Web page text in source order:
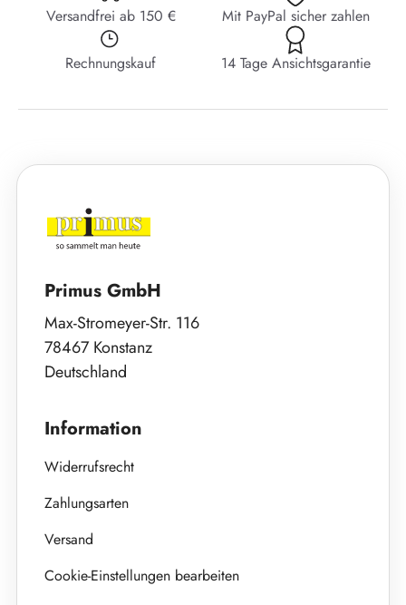
Versandfrei ab 150 € Mit PayPal sicher zahlen
Rechnungskauf 14 Tage Ansichtsgarantie
Primus GmbH
Max-Stromeyer-Str. 116
78467 Konstanz
Deutschland
Information
Widerrufsrecht
Zahlungsarten
Versand
Cookie-Einstellungen bearbeiten